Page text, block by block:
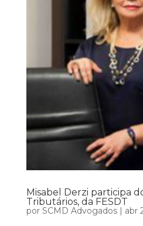
Misabel Derzi participa
Tributários, da FESDT
por SCMD Advogados| abr